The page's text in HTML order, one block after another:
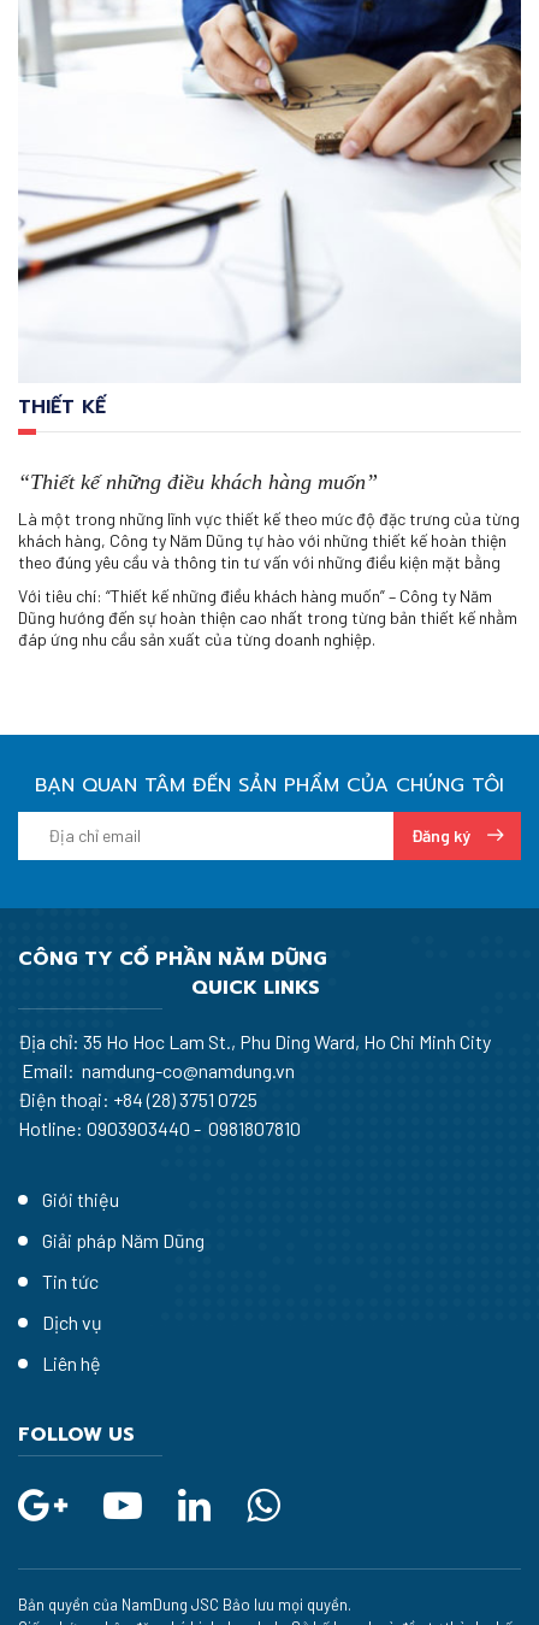
THIẾT KẾ
“Thiết kế những điều khách hàng muốn”
Là một trong những lĩnh vực thiết kế theo mức độ đặc trưng của từng
khách hàng, Công ty Năm Dũng tự hào với những thiết kế hoàn thiện
theo đúng yêu cầu và thông tin tư vấn với những điều kiện mặt bằng
Với tiêu chí: “Thiết kế những điều khách hàng muốn” – Công ty Năm
Dũng hướng đến sự hoàn thiện cao nhất trong từng bản thiết kế nhằm
đáp ứng nhu cầu sản xuất của từng doanh nghiệp.
BẠN QUAN TÂM ĐẾN SẢN PHẨM CỦA CHÚNG TÔI
Đăng ký
CÔNG TY CỔ PHẦN NĂM DŨNG
QUICK LINKS
Địa chỉ: 35 Ho Hoc Lam St., Phu Ding Ward, Ho Chi Minh City
Email: namdung-co@namdung.vn
Điện thoại: +84 (28) 3751 0725
Hotline: 0903903440 - 0981807810
Giới thiệu
Giải pháp Năm Dũng
Tin tức
Dịch vụ
Liên hệ
FOLLOW US
Bản quyền của NamDung JSC Bảo lưu mọi quyền.